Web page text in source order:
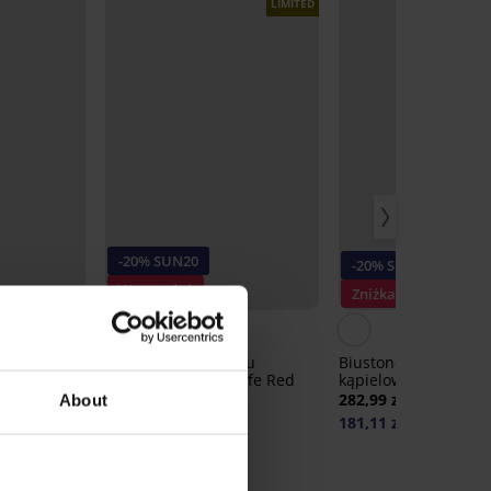
About
-20% SUN20
Wyprzedaż
Zniżka -40%
LIMITED
Biustonosz od stroju
kąpielowego Tenerife Red
282,99 zł
-20% SUN20
Zniżka -20%
Biustonosz od stroju
kąpielowego Black
282,99 zł
181,11 zł